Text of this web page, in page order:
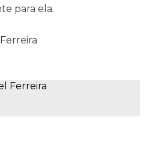
para ela.